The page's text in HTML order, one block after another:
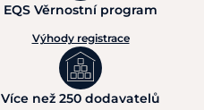
EQS Věrnostní program
Výhody registrace
Více než 250 dodavatelů